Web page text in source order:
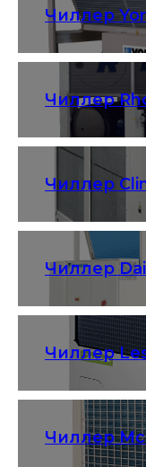
Чиллер
Чиллер
Чиллер
Чиллер
Чиллер
Чиллер